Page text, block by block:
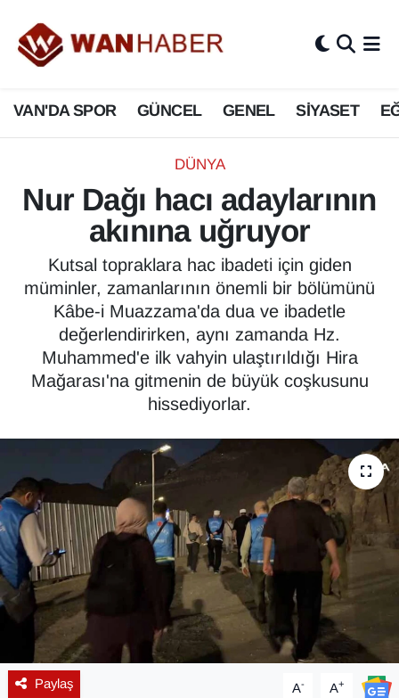
VAN'DA SPOR GÜNCEL GENEL SİYASET
DÜNYA
Nur Dağı hacı adaylarının
akınına uğruyor
Kutsal topraklara hac ibadeti için giden
müminler, zamanlarının önemli bir bölümünü
Kâbe-i Muazzama'da dua ve ibadetle
değerlendirirken, aynı zamanda Hz.
Muhammed'e ilk vahyin ulaştırıldığı Hira
Mağarası'na gitmenin de büyük coşkusunu
hissediyorlar.
Paylaş A- A+
3.SAYFA
ASAYİŞ
BİLİM VE TEKNOLOJİ
Biyografi
ÇEVRE
Deprem
Dernekler, Odalar
DÜNYA
EĞİTİM
EKONOMİ
Eleman
Emlak
Van Nöbetçi Eczaneler
Van Hava Durumu
Van Namaz Vakitleri
Van Trafik Yoğunluk Haritası
Süper Lig Puan Durumu ve Fikstür
Tüm Manşetler
Son Dakika Haberleri
Haber Arşivi